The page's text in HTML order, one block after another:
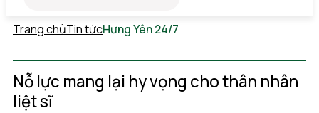
Trang chủTin tứcHưng Yên 24/7
Nỗ lực mang lại hy vọng cho thân nhân
liệt sĩ